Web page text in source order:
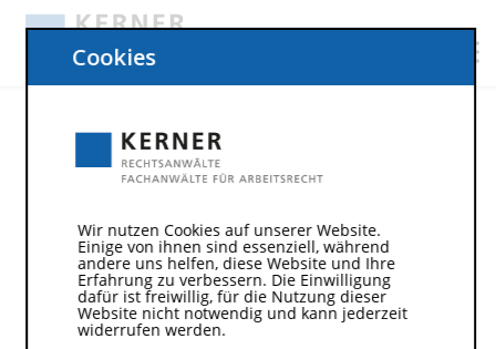
Cookies
Wir nutzen Cookies auf unserer Website.
Einige von ihnen sind essenziell, während
andere uns helfen, diese Website und Ihre
Erfahrung zu verbessern. Die Einwilligung
dafür ist freiwillig, für die Nutzung dieser
Website nicht notwendig und kann jederzeit
widerrufen werden.